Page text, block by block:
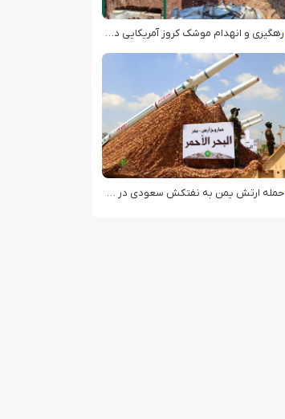
رهگیری و انهدام موشک کروز آمریکایی در لرستان
حمله ارتش یمن به نفتکش سعودی در خلیج عدن